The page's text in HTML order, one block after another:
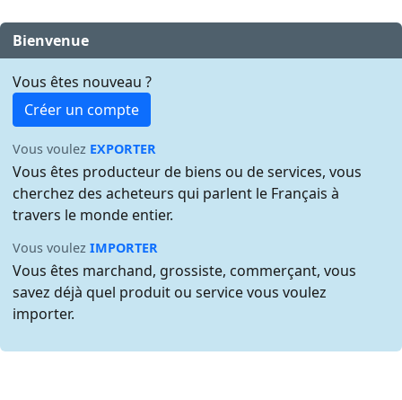
Bienvenue
Vous êtes nouveau ?
Créer un compte
Vous voulez EXPORTER
Vous êtes producteur de biens ou de services, vous
cherchez des acheteurs qui parlent le Français à
travers le monde entier.
Vous voulezIMPORTER
Vous êtes marchand, grossiste, commerçant, vous
savez déjà quel produit ou service vous voulez
importer.